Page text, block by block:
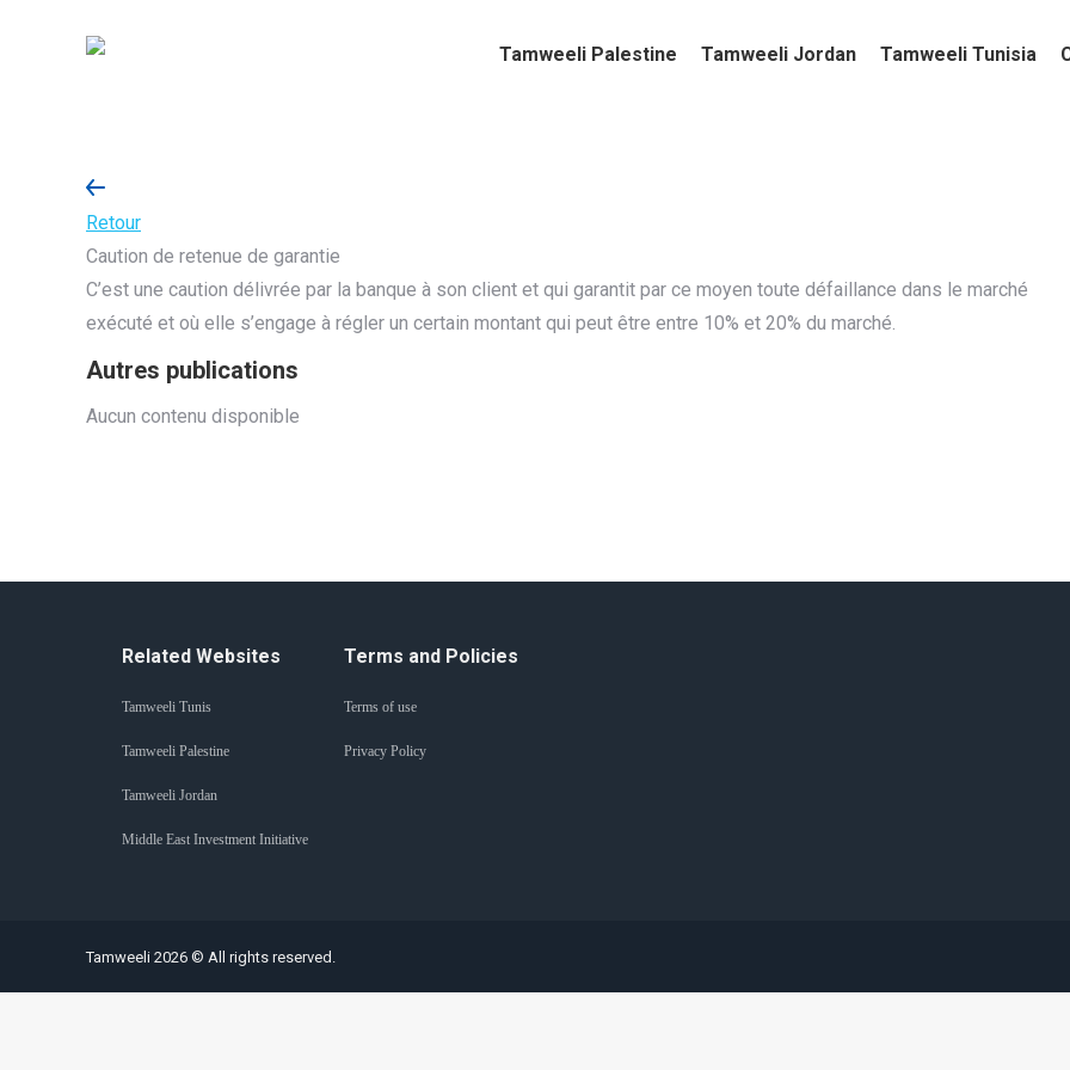
Tamweeli Palestine Tamweeli Jordan Tamweeli Tunisia
Retour
Caution de retenue de garantie
C’est une caution délivrée par la banque à son client et qui garantit par ce moyen toute défaillance dans le marché
exécuté et où elle s’engage à régler un certain montant qui peut être entre 10% et 20% du marché.
Autres publications
Aucun contenu disponible
Related Websites
Tamweeli Tunis
Tamweeli Palestine
Tamweeli Jordan
Middle East Investment Initiative
Terms and Policies
Terms of use
Privacy Policy
Tamweeli 2026 © All rights reserved.